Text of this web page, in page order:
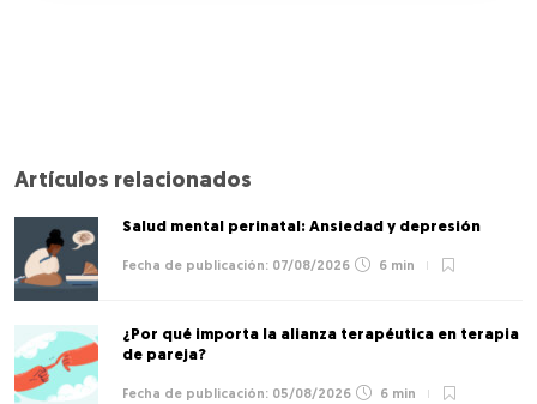
Artículos relacionados
Salud mental perinatal: Ansiedad y depresión
07/08/2026 6 min
¿Por qué importa la alianza terapéutica en terapia
de pareja?
05/08/2026 6 min